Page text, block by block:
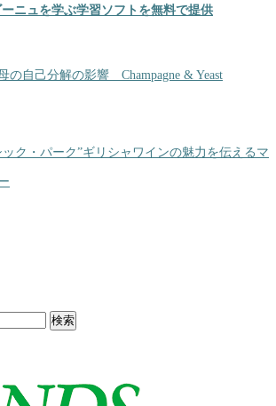
ニュを学ぶ学習ソフトを無料で提供
の自己分解の影響 Champagne & Yeast
ク・パーク”ギリシャワインの魅力を伝えるマ